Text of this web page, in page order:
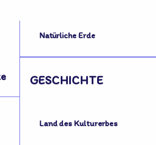
Natürliche Erde
GESCHICHTE
Land des Kulturerbes
Aktivitäten